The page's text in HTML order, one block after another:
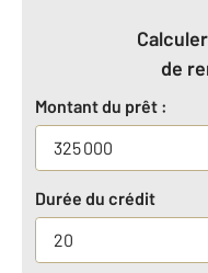
de
Montant du prêt :
Durée du crédit